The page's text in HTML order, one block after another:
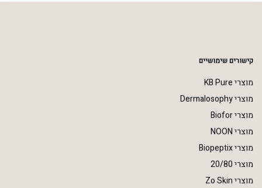
קישורים שימושיים
מוצרי KB Pure
מוצרי Dermalosophy
מוצרי Biofor
מוצרי NOON
מוצרי Biopeptix
מוצרי 20/80
מוצרי Zo Skin